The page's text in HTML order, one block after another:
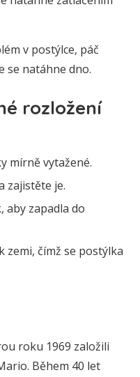
v postýlce, páč
se natáhne dno.
rozložení
mírně vytažené.
zajistěte je.
aby zapadla do
zemi, čímž se postýlka
roku 1969 založili
Během 40 let